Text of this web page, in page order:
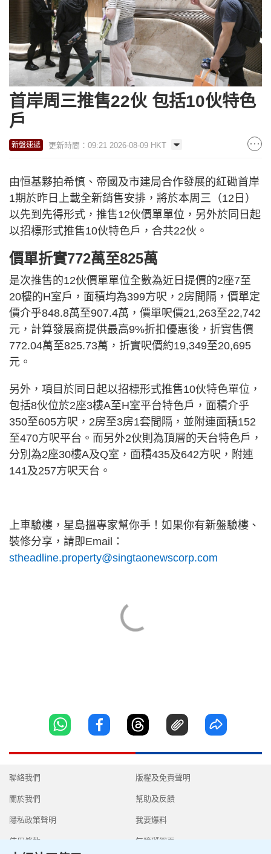
首岸周三推售22伙 包括10伙特色
戶
新盤速遞 更新時間：09:21 2026-08-09 HKT
由恒基夥拍希慎、帝國及市建局合作發展的紅磡首岸
1期於昨日上載全新銷售安排，將於本周三（12日）
以先到先得形式，推售12伙價單單位，另外於同日起
以招標形式推售10伙特色戶，合共22伙。
價單折實772萬至825萬
是次推售的12伙價單單位全數為近日提價的2座7至
20樓的H室戶，面積均為399方呎，2房間隔，價單定
價介乎848.8萬至907.4萬，價單呎價21,263至22,742
元，計算發展商提供最高9%折扣優惠後，折實售價
772.04萬至825.73萬，折實呎價約19,349至20,695
元。
另外，項目於同日起以招標形式推售10伙特色單位，
包括8伙位於2座3樓A至H室平台特色戶，面積介乎
350至605方呎，2房至3房1套間隔，並附連面積152
至470方呎平台。而另外2伙則為頂層的天台特色戶，
分別為2座30樓A及Q室，面積435及642方呎，附連
141及257方呎天台。
上車驗樓，星島搵專家幫你手！如果你有新盤驗樓、
裝修分享，請即Email：
stheadline.property@singtaonewscorp.com
聯絡我們
關於我們
隱私政策聲明
使用條款
版權及免責聲明
幫助及反饋
我要爆料
無障礙網頁